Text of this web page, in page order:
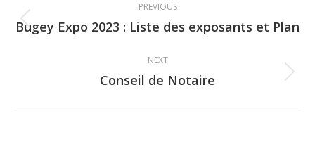
navigation
PREVIOUS
Previous
Bugey Expo 2023 : Liste des exposants et Plan
NEXT
Next
Conseil de Notaire